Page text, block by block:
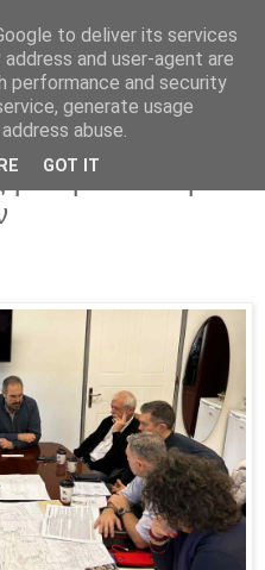
με την Ένωση
to deliver its services
and user-agent are
performance and security
generate usage
abuse.
GOT IT